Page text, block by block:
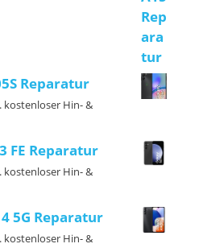
Reparatur
kostenloser Hin- &
FE Reparatur
kostenloser Hin- &
5G Reparatur
kostenloser Hin- &